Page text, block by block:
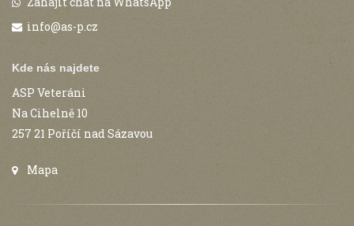
info@as-p.cz
Kde nás najdete
ASP Veteráni
Na Cihelně 10
257 21 Poříčí nad Sázavou
Mapa